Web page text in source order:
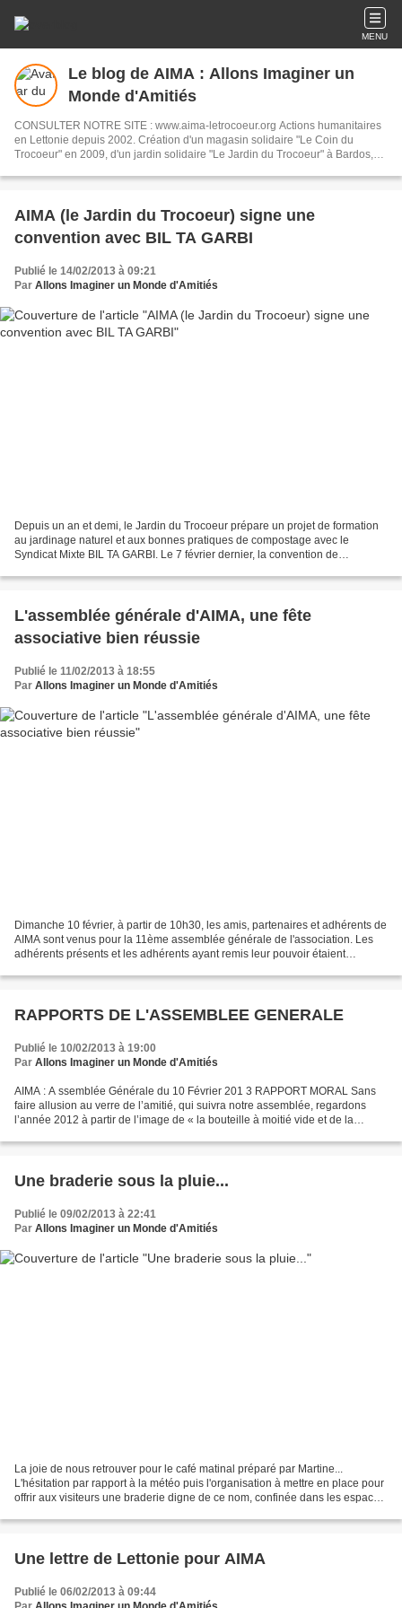
MENU
Le blog de AIMA : Allons Imaginer un
Monde d'Amitiés
CONSULTER NOTRE SITE : www.aima-letrocoeur.org Actions humanitaires
en Lettonie depuis 2002. Création d'un magasin solidaire "Le Coin du
Trocoeur" en 2009, d'un jardin solidaire "Le Jardin du Trocoeur" à Bardos,
06 82 36 85 65
AIMA (le Jardin du Trocoeur) signe une
convention avec BIL TA GARBI
Publié le 14/02/2013 à 09:21
Par Allons Imaginer un Monde d'Amitiés
Depuis un an et demi, le Jardin du Trocoeur prépare un projet de formation
au jardinage naturel et aux bonnes pratiques de compostage avec le
Syndicat Mixte BIL TA GARBI. Le 7 février dernier, la convention de
L'assemblée générale d'AIMA, une fête
associative bien réussie
Publié le 11/02/2013 à 18:55
Par Allons Imaginer un Monde d'Amitiés
Dimanche 10 février, à partir de 10h30, les amis, partenaires et adhérents de
AIMA sont venus pour la 11ème assemblée générale de l'association. Les
adhérents présents et les adhérents ayant remis leur pouvoir étaient
RAPPORTS DE L'ASSEMBLEE GENERALE
Publié le 10/02/2013 à 19:00
Par Allons Imaginer un Monde d'Amitiés
AIMA : A ssemblée Générale du 10 Février 201 3 RAPPORT MORAL Sans
faire allusion au verre de l’amitié, qui suivra notre assemblée, regardons
l’année 2012 à partir de l’image de « la bouteille à moitié vide et de la
Une braderie sous la pluie...
Publié le 09/02/2013 à 22:41
Par Allons Imaginer un Monde d'Amitiés
La joie de nous retrouver pour le café matinal préparé par Martine...
L'hésitation par rapport à la météo puis l'organisation à mettre en place pour
offrir aux visiteurs une braderie digne de ce nom, confinée dans les espaces
Une lettre de Lettonie pour AIMA
Publié le 06/02/2013 à 09:44